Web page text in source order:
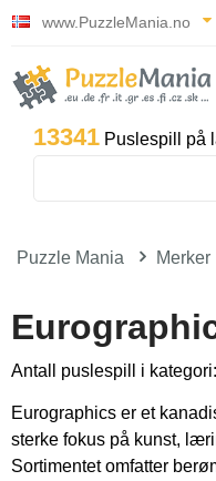
www.PuzzleMania.no
13341 Puslespill på
Puzzle Mania Merker
Antall puslespill i
Eurographics er et
sterke fokus på kunst,
Sortimentet omfatter